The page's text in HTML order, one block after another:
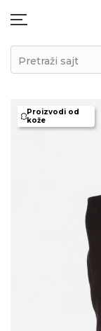
Pretraži sajt
Proizvodi od
kože